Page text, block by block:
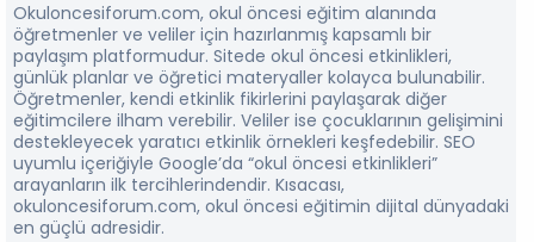
Okuloncesiforum.com, okul öncesi eğitim alanında
öğretmenler ve veliler için hazırlanmış kapsamlı bir
paylaşım platformudur. Sitede okul öncesi etkinlikleri,
günlük planlar ve öğretici materyaller kolayca bulunabilir.
Öğretmenler, kendi etkinlik fikirlerini paylaşarak diğer
eğitimcilere ilham verebilir. Veliler ise çocuklarının gelişimini
destekleyecek yaratıcı etkinlik örnekleri keşfedebilir. SEO
uyumlu içeriğiyle Google’da “okul öncesi etkinlikleri”
arayanların ilk tercihlerindendir. Kısacası,
okuloncesiforum.com, okul öncesi eğitimin dijital dünyadaki
en güçlü adresidir.